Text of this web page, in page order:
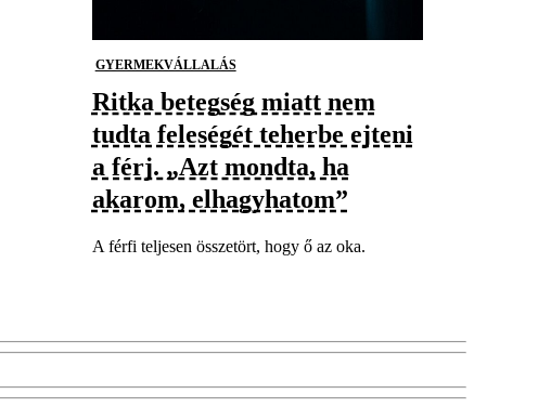
GYERMEKVÁLLALÁS
Ritka betegség miatt nem
tudta feleségét teherbe ejteni
a férj. „Azt mondta, ha
akarom, elhagyhatom”
A férfi teljesen összetört, hogy ő az oka.